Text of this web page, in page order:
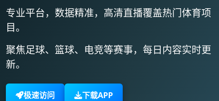
专业平台，数据精准， 高清直播覆盖热门体育项
目。
聚焦足球、篮球、电竞等赛事， 每日内容实时更
新。
极速访问 下载APP